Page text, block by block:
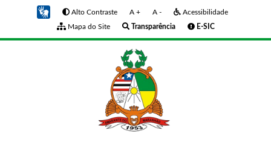
Alto Contraste A + A -
Acessibilidade
Mapa do Site
Transparência E-SIC